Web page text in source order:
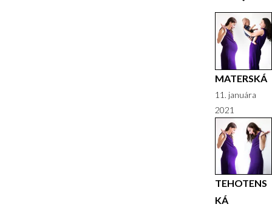
MATERSKÁ
11. januára
2021
TEHOTENS
KÁ